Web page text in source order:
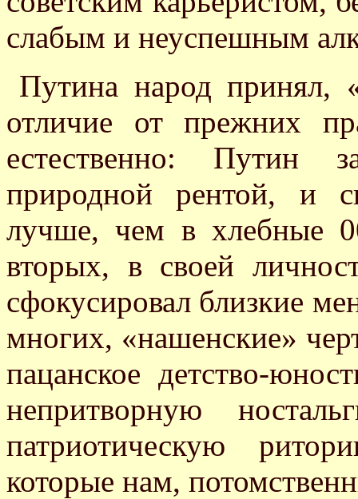
слабым и неуспешным
Путина народ принял,
отличие от прежних
естественно: Путин
природной рентой, и
лучше, чем в хлебные
вторых, в своей
сфокусировал близкие
многих, «нашенские»
пацанское детство-
непритворную
патриотическую
которые нам,